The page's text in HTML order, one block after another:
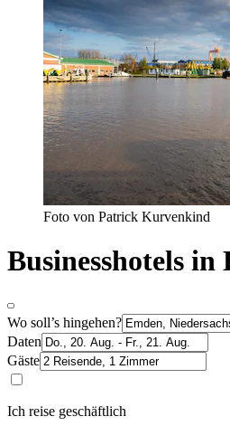
Foto von Patrick Kurvenkind
Businesshotels in
Wo soll’s hingehen?
Daten
Gäste
Ich reise geschäftlich